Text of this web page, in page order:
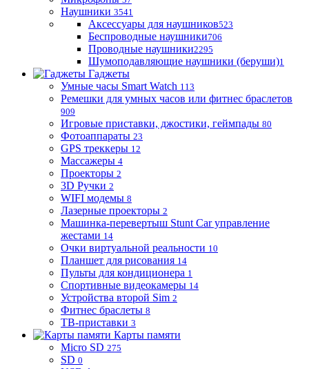
Наушники 3541
Аксессуары для наушников523
Беспроводные наушники706
Проводные наушники2295
Шумоподавляющие наушники (беруши)1
Гаджеты
Умные часы Smart Watch 113
Ремешки для умных часов или фитнес браслетов
909
Игровые приставки, джостики, геймпады 80
Фотоаппараты 23
GPS треккеры 12
Массажеры 4
Проекторы 2
3D Ручки 2
WIFI модемы 8
Лазерные проекторы 2
Машинка-перевертыш Stunt Car управление
жестами 14
Очки виртуальной реальности 10
Планшет для рисования 14
Пульты для кондиционера 1
Спортивные видеокамеры 14
Устройства второй Sim 2
Фитнес браслеты 8
ТВ-приставки 3
Карты памяти
Micro SD 275
SD 0